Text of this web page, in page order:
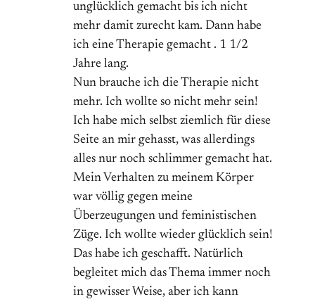
unglücklich gemacht bis ich nicht
mehr damit zurecht kam. Dann habe
ich eine Therapie gemacht . 1 1/2
Jahre lang.
Nun brauche ich die Therapie nicht
mehr. Ich wollte so nicht mehr sein!
Ich habe mich selbst ziemlich für diese
Seite an mir gehasst, was allerdings
alles nur noch schlimmer gemacht hat.
Mein Verhalten zu meinem Körper
war völlig gegen meine
Überzeugungen und feministischen
Züge. Ich wollte wieder glücklich sein!
Das habe ich geschafft. Natürlich
begleitet mich das Thema immer noch
in gewisser Weise, aber ich kann